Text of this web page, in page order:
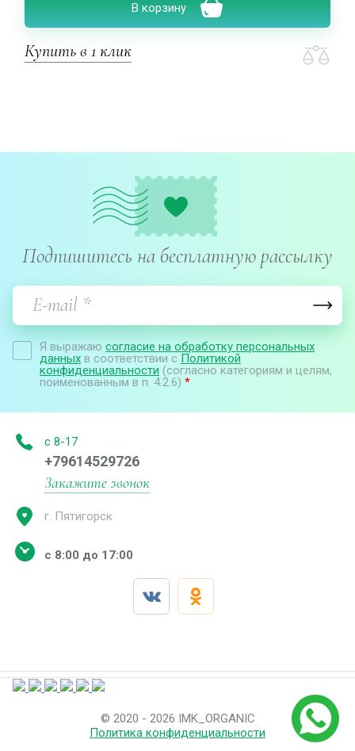
В корзину
Купить в 1 клик
Подпишитесь на бесплатную рассылку
Я выражаю согласие на обработку персональных
данных в соответствии с Политикой
конфиденциальности (согласно категориям и целям,
поименованным в п. 4.2.6) *
с 8-17
+79614529726
Закажите звонок
г. Пятигорск
с 8:00 до 17:00
© 2020 - 2026 IMK_ORGANIC
Политика конфиденциальности